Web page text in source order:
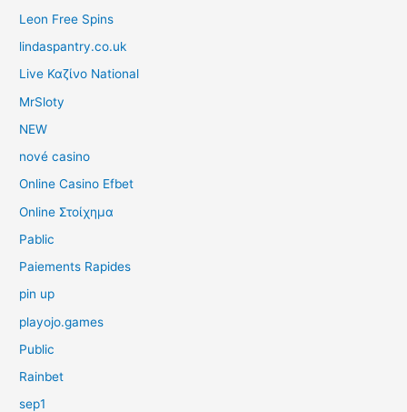
Leon Free Spins
lindaspantry.co.uk
Live Καζίνο National
MrSloty
NEW
nové casino
Online Casino Efbet
Online Στοίχημα
Pablic
Paiements Rapides
pin up
playojo.games
Public
Rainbet
sep1